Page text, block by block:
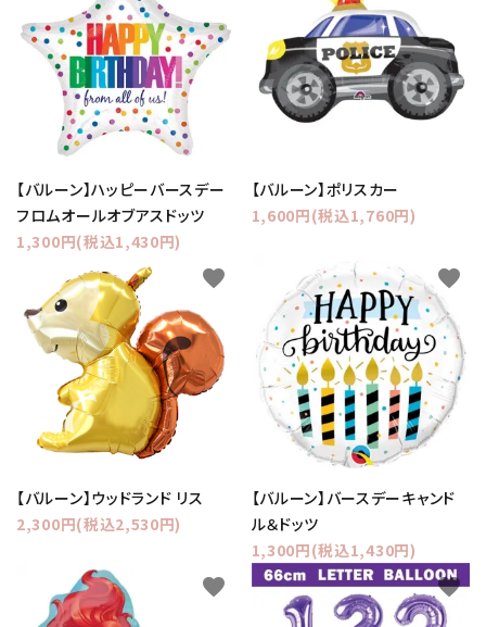
【バルーン】ハッピーバースデー
フロムオールオブアスドッツ
1,300円(税込1,430円)
【バルーン】ポリスカー
1,600円(税込1,760円)
【バルーン】ウッドランド リス
2,300円(税込2,530円)
favorite
【バルーン】バースデーキャンド
ル＆ドッツ
1,300円(税込1,430円)
favorite
favorite favorite